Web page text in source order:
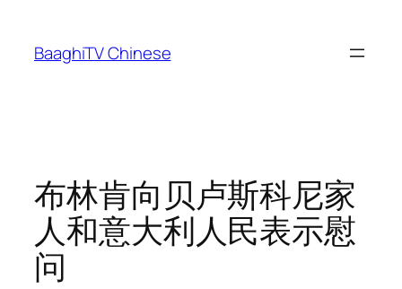
content
BaaghiTV Chinese
布林肯向贝卢斯科尼家
人和意大利人民表示慰
问